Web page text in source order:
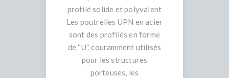
profilé solide et polyvalent
Les poutrelles UPN en acier
sont des profilés en forme
de “U”, couramment utilisés
pour les structures
porteuses, les